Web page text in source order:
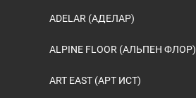
ADELAR (АДЕЛАР)
ALPINE FLOOR (АЛЬПЕН ФЛОР)
ART EAST (АРТ ИСТ)